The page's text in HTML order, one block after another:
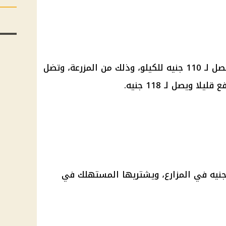
يمكنك شراء الفراخ البلدي، بسعر يصل لـ 110 جنيه للكيلو، وذلك من المزرعة، وتضل
لـ 118 جنيه.
كيلو الفراخ الساسو إلى 80 جنيه في المزارع، ويشتريها المستهلك في